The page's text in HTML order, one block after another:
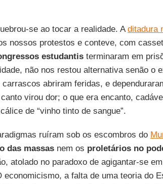
se ao tocar a realidade. Aditadura
nossos protestos e conteve, com
estudantisterminaram em
não nos restou alternativa senão o
carrascos abriram feridas, e
virou dor; o que era encanto,
de “vinho tinto de sangue”.
ruíram sob os escombros do
das massasnem os proletários no
atolado no paradoxo de agigantar-se
economicismo, a falta de uma teoria do